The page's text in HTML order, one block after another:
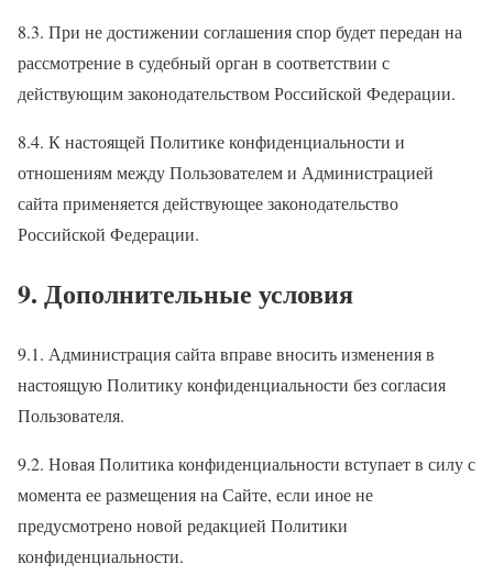
8.3. При не достижении соглашения спор будет передан на
рассмотрение в судебный орган в соответствии с
действующим законодательством Российской Федерации.
8.4. К настоящей Политике конфиденциальности и
отношениям между Пользователем и Администрацией
сайта применяется действующее законодательство
Российской Федерации.
9. Дополнительные условия
9.1. Администрация сайта вправе вносить изменения в
настоящую Политику конфиденциальности без согласия
Пользователя.
9.2. Новая Политика конфиденциальности вступает в силу с
момента ее размещения на Сайте, если иное не
предусмотрено новой редакцией Политики
конфиденциальности.